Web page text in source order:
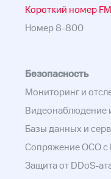
Короткий номер
Номер 8-800
Безопасность
Мониторинг и
Видеонаблюдение
Базы данных и
Сопряжение ОСО с
Защита от DDoS-